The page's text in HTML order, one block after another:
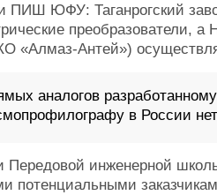
ПИШ ЮФУ: Таганрогский
«Алмаз-Антей»)
аналогов
в России
Передовой инженерной
потенциальными